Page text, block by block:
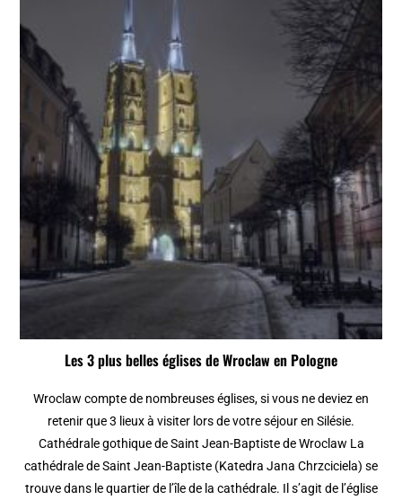
Les 3 plus belles églises de Wroclaw en Pologne
Wroclaw compte de nombreuses églises, si vous ne deviez en
retenir que 3 lieux à visiter lors de votre séjour en Silésie.
Cathédrale gothique de Saint Jean-Baptiste de Wroclaw La
cathédrale de Saint Jean-Baptiste (Katedra Jana Chrzciciela) se
trouve dans le quartier de l’île de la cathédrale. Il s’agit de l’église